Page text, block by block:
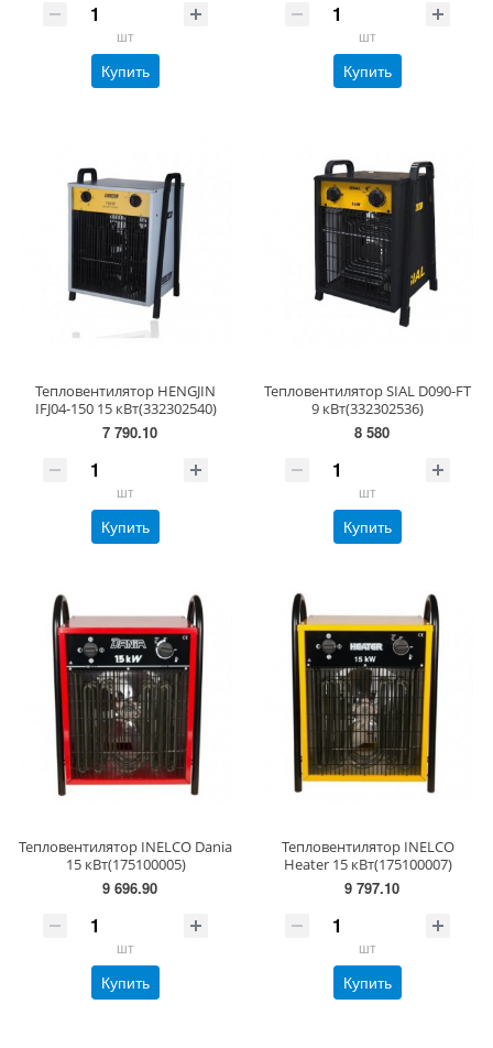
шт
Купить
шт
Купить
Тепловентилятор HENGJIN
IFJ04-150 15 кВт(332302540)
7 790.10
шт
Купить
Тепловентилятор SIAL D090-FT
9 кВт(332302536)
8 580
шт
Купить
Тепловентилятор INELCO Dania
15 кВт(175100005)
9 696.90
шт
Купить
Тепловентилятор INELCO
Heater 15 кВт(175100007)
9 797.10
шт
Купить